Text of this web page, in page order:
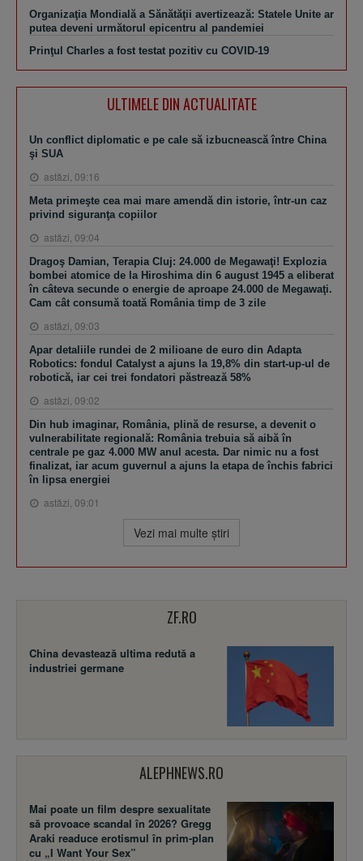
Organizaţia Mondială a Sănătăţii avertizează: Statele Unite ar
putea deveni următorul epicentru al pandemiei
Prinţul Charles a fost testat pozitiv cu COVID-19
ULTIMELE DIN ACTUALITATE
Un conflict diplomatic e pe cale să izbucnească între China
şi SUA
astăzi, 09:16
Meta primeşte cea mai mare amendă din istorie, într-un caz
privind siguranţa copiilor
astăzi, 09:04
Dragoş Damian, Terapia Cluj: 24.000 de Megawaţi! Explozia
bombei atomice de la Hiroshima din 6 august 1945 a eliberat
în câteva secunde o energie de aproape 24.000 de Megawaţi.
Cam cât consumă toată România timp de 3 zile
astăzi, 09:03
Apar detaliile rundei de 2 milioane de euro din Adapta
Robotics: fondul Catalyst a ajuns la 19,8% din start-up-ul de
robotică, iar cei trei fondatori păstrează 58%
astăzi, 09:02
Din hub imaginar, România, plină de resurse, a devenit o
vulnerabilitate regională: România trebuia să aibă în
centrale pe gaz 4.000 MW anul acesta. Dar nimic nu a fost
finalizat, iar acum guvernul a ajuns la etapa de închis fabrici
în lipsa energiei
astăzi, 09:01
Vezi mai multe ştiri
ZF.RO
China devastează ultima redută a
industriei germane
ALEPHNEWS.RO
Mai poate un film despre sexualitate
să provoace scandal în 2026? Gregg
Araki readuce erotismul în prim-plan
cu „I Want Your Sex”